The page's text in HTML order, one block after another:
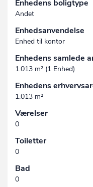
Enhedens boligtype
Andet
Enhedsanvendelse
Enhed til kontor
Enhedens samlede
1.013 m² (1 Enhed)
Enhedens
1.013 m²
Værelser
0
Toiletter
0
Bad
0